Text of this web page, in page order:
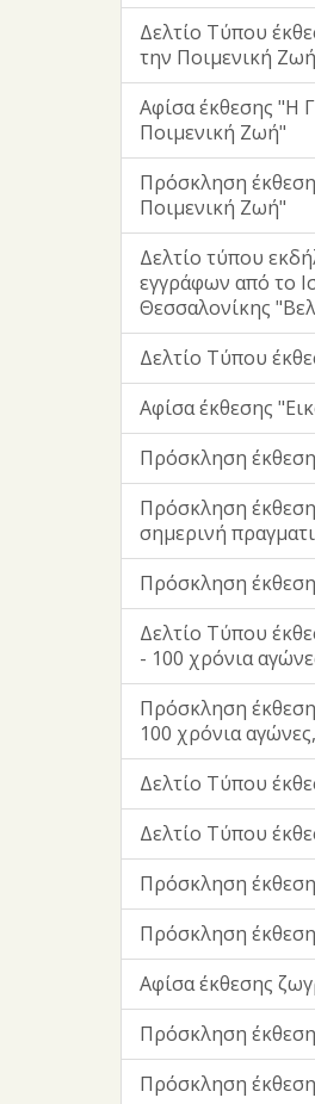
Δελτίο Τύπου
την Ποιμενική
Αφίσα έκθεσης "Η
Ποιμενική Ζωή"
Πρόσκληση
Ποιμενική Ζωή"
Δελτίο τύπου
εγγράφων από το
Θεσσαλονίκης
Δελτίο Τύπου
Αφίσα έκθεσης
Πρόσκληση
Πρόσκληση
σημερινή
Πρόσκληση
Δελτίο Τύπου
- 100 χρόνια
Πρόσκληση
100 χρόνια
Δελτίο Τύπου
Δελτίο Τύπου
Πρόσκληση
Πρόσκληση
Αφίσα έκθεσης
Πρόσκληση
Πρόσκληση